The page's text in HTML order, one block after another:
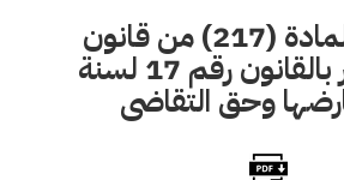
دستورية نص المادة (217) من قانون
المحاماة الصادر بالقانون رقم 17 لسنة